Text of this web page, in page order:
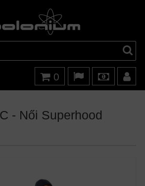
0
- Női Superhood